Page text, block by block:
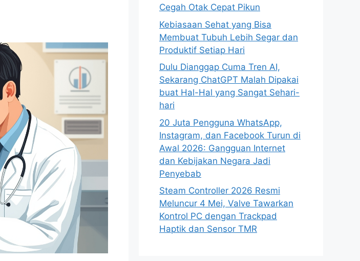
Cegah Otak Cepat Pikun
Kebiasaan Sehat yang Bisa
Membuat Tubuh Lebih Segar dan
Produktif Setiap Hari
Dulu Dianggap Cuma Tren AI,
Sekarang ChatGPT Malah Dipakai
buat Hal-Hal yang Sangat Sehari-
hari
20 Juta Pengguna WhatsApp,
Instagram, dan Facebook Turun di
Awal 2026: Gangguan Internet
dan Kebijakan Negara Jadi
Penyebab
Steam Controller 2026 Resmi
Meluncur 4 Mei, Valve Tawarkan
Kontrol PC dengan Trackpad
Haptik dan Sensor TMR